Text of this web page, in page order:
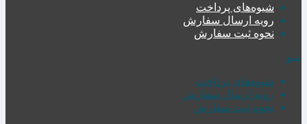
شیوه‌های پرداخت
رویه ارسال سفارش
نحوه ثبت سفارش
منو
شیوه‌های پرداخت
رویه ارسال سفارش
نحوه ثبت سفارش